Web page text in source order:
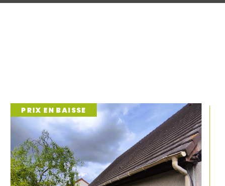
transparence.
à trouver le logement qui correspond
Que vous soyez à la recherche d’un
vie.
mettre votre bien en location ?
sécuriser votre projet de
location à
trouvant des locataires sérieux et en
administratives. Parcourez nos
votre logement idéal dès
COUP DE COEUR